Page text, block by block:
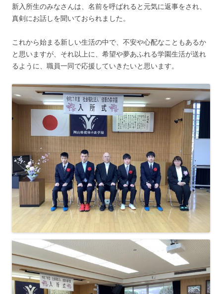
新入所生のみなさんは、名前を呼ばれると元気に返事をされ、
真剣にお話しを聞いておられました。
これから始まる新しい生活の中で、不安や心配なこともあるか
と思いますが、それ以上に、希望や夢あふれる学園生活が送れ
るように、職員一同で応援していきたいと思います。